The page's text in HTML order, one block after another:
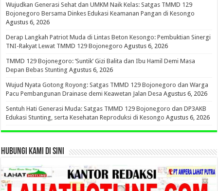
Wujudkan Generasi Sehat dan UMKM Naik Kelas: Satgas TMMD 129
Bojonegoro Bersama Dinkes Edukasi Keamanan Pangan di Kesongo
Agustus 6, 2026
Derap Langkah Patriot Muda di Lintas Beton Kesongo: Pembuktian Sinergi
TNI-Rakyat Lewat TMMD 129 Bojonegoro Agustus 6, 2026
TMMD 129 Bojonegoro: ‘Suntik’ Gizi Balita dan Ibu Hamil Demi Masa
Depan Bebas Stunting Agustus 6, 2026
Wujud Nyata Gotong Royong: Satgas TMMD 129 Bojonegoro dan Warga
Pacu Pembangunan Drainase demi Keawetan Jalan Desa Agustus 6, 2026
Sentuh Hati Generasi Muda: Satgas TMMD 129 Bojonegoro dan DP3AKB
Edukasi Stunting, serta Kesehatan Reproduksi di Kesongo Agustus 6, 2026
HUBUNGI KAMI DI SINI